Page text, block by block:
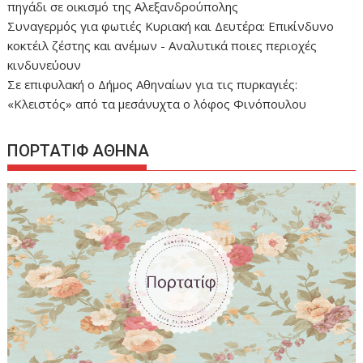
πηγάδι σε οικισμό της Αλεξανδρούπολης
Συναγερμός για φωτιές Κυριακή και Δευτέρα: Επικίνδυνο
κοκτέιλ ζέστης και ανέμων - Αναλυτικά ποιες περιοχές
κινδυνεύουν
Σε επιφυλακή ο Δήμος Αθηναίων για τις πυρκαγιές:
«Κλειστός» από τα μεσάνυχτα ο λόφος Φινόπουλου
ΠΟΡΤΑΤΙΦ ΑΘΗΝΑ